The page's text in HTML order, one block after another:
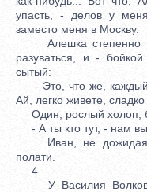
упасть, - делов у
заместо меня в Москву.
Алешка степенно
разуваться, и -
сытый:
- Это, что же, каждый
Ай, легко живете, сладко
Один, рослый холоп,
- А ты кто тут, - нам
Иван, не
полати.
4
У Василия Волкова